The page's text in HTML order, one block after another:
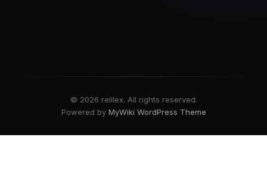
© 2026 relilex. All rights reserved.
Powered by MyWiki WordPress Theme